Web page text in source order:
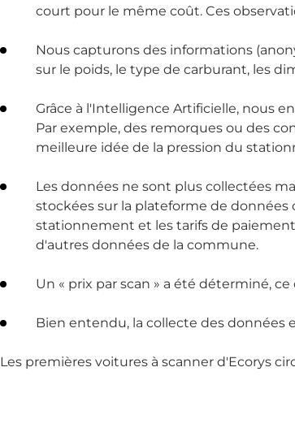
court pour le même coût. Ces
Nous capturons des informations
sur le poids, le type de carburant, les
Grâce à l'Intelligence Artificielle, nous
Par exemple, des remorques ou des
meilleure idée de la pression du
Les données ne sont plus collectées
stockées sur la plateforme de
stationnement et les tarifs de
d'autres données de la commune.
Un « prix par scan » a été déterminé,
Bien entendu, la collecte des données
Les premières voitures à scanner d'Ecorys